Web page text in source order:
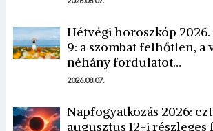
Hétvégi horoszkóp
9: a szombat felhőtlen, a
néhány fordulatot…
2026.08.07.
Napfogyatkozás 2026:
augusztus 12-i részleges
Borsonline